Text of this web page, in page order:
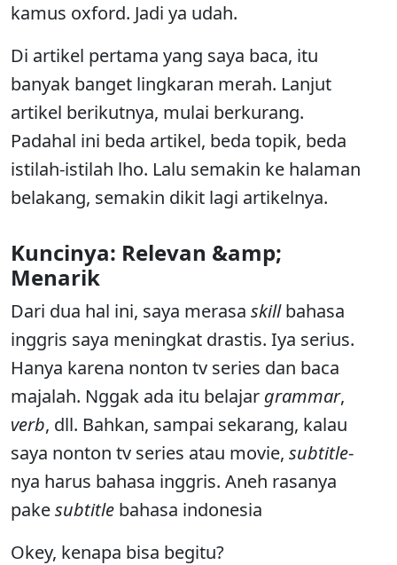
kamus oxford. Jadi ya udah.
Di artikel pertama yang saya baca, itu
banyak banget lingkaran merah. Lanjut
artikel berikutnya, mulai berkurang.
Padahal ini beda artikel, beda topik, beda
istilah-istilah lho. Lalu semakin ke halaman
belakang, semakin dikit lagi artikelnya.
Kuncinya: Relevan &amp;
Menarik
Dari dua hal ini, saya merasa skillbahasa
inggris saya meningkat drastis. Iya serius.
Hanya karena nonton tv series dan baca
majalah. Nggak ada itu belajar grammar,
verb, dll. Bahkan, sampai sekarang, kalau
saya nonton tv series atau movie, subtitle-
nya harus bahasa inggris. Aneh rasanya
pakesubtitle bahasa indonesia
Okey, kenapa bisa begitu?